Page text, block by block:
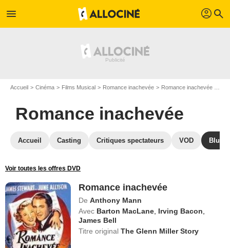
menu profil search
Accueil Cinéma Films Musical Romance inachevée Romance inachevée en Blu Ray
Romance inachevée
Accueil Casting Critiques spectateurs VOD Blu-
Voir toutes les offres DVD
Romance inachevée
De Anthony Mann
Avec Barton MacLane Irving Bacon
James Bell
Titre originalThe Glenn Miller Story